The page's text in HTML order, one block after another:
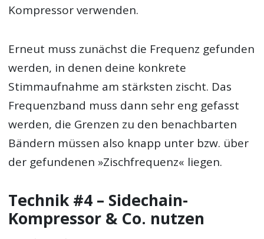
Kompressor verwenden.
Erneut muss zunächst die Frequenz gefunden
werden, in denen deine konkrete
Stimmaufnahme am stärksten zischt. Das
Frequenzband muss dann sehr eng gefasst
werden, die Grenzen zu den benachbarten
Bändern müssen also knapp unter bzw. über
der gefundenen »Zischfrequenz« liegen.
Technik #4 – Sidechain-
Kompressor & Co. nutzen